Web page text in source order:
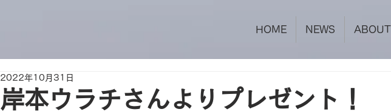
HOME NEWS ABOUT
岸本ウラチさんよりプレゼント！
2022年10月31日